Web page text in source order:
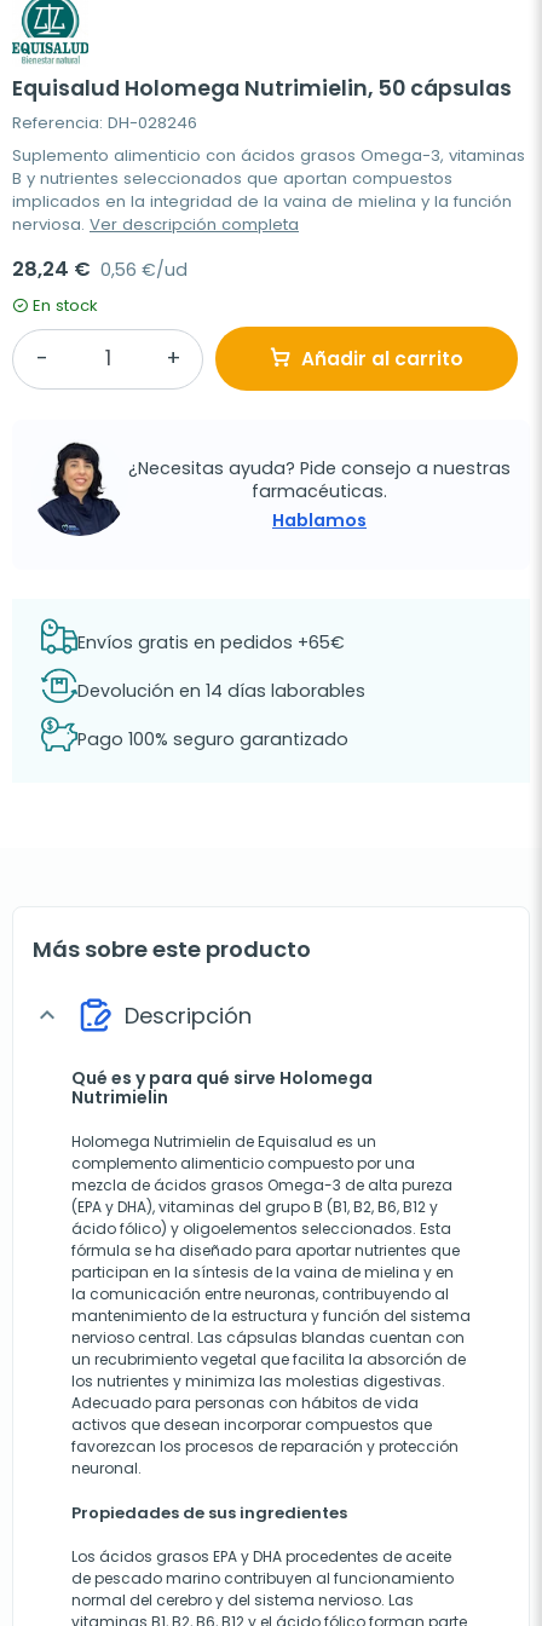
Equisalud Holomega Nutrimielin, 50 cápsulas
Referencia: DH-028246
Suplemento alimenticio con ácidos grasos Omega-3, vitaminas
B y nutrientes seleccionados que aportan compuestos
implicados en la integridad de la vaina de mielina y la función
nerviosa. Ver descripción completa
28,24 € 0,56 €/ud
En stock
Añadir al carrito
¿Necesitas ayuda? Pide consejo a nuestras
farmacéuticas.
Hablamos
Envíos gratis en pedidos +65€
Devolución en 14 días laborables
Pago 100% seguro garantizado
Más sobre este producto
expand_more Descripción
Qué es y para qué sirve Holomega
Nutrimielin
Holomega Nutrimielin de Equisalud es un
complemento alimenticio compuesto por una
mezcla de ácidos grasos Omega-3 de alta pureza
(EPA y DHA), vitaminas del grupo B (B1, B2, B6, B12 y
ácido fólico) y oligoelementos seleccionados. Esta
fórmula se ha diseñado para aportar nutrientes que
participan en la síntesis de la vaina de mielina y en
la comunicación entre neuronas, contribuyendo al
mantenimiento de la estructura y función del sistema
nervioso central. Las cápsulas blandas cuentan con
un recubrimiento vegetal que facilita la absorción de
los nutrientes y minimiza las molestias digestivas.
Adecuado para personas con hábitos de vida
activos que desean incorporar compuestos que
favorezcan los procesos de reparación y protección
neuronal.
Propiedades de sus ingredientes
Los ácidos grasos EPA y DHA procedentes de aceite
de pescado marino contribuyen al funcionamiento
normal del cerebro y del sistema nervioso. Las
vitaminas B1, B2, B6, B12 y el ácido fólico forman parte